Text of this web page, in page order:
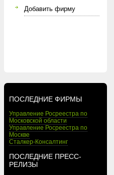
Добавить фирму
ПОСЛЕДНИЕ ФИРМЫ
Управление Росреестра по
Московской области
Управление Росреестра по
Москве
Сталкер-Консалтинг
ПОСЛЕДНИЕ ПРЕСС-
РЕЛИЗЫ